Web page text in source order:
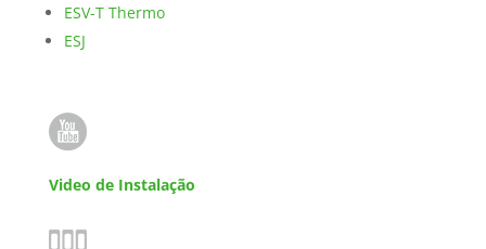
ESV-T Thermo
ESJ
Video de Instalação